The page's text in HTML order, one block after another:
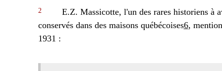
2
E.Z. Massicotte, l'un des rares historiens à
conservés dans des maisons québécoises6,
1931 :